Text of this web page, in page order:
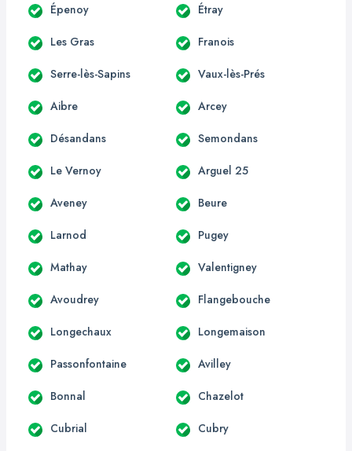
Épenoy Étray
Les Gras Franois
Serre-lès-Sapins Vaux-lès-Prés
Aibre Arcey
Désandans Semondans
Le Vernoy Arguel 25
Aveney Beure
Larnod Pugey
Mathay Valentigney
Avoudrey Flangebouche
Longechaux Longemaison
Passonfontaine Avilley
Bonnal Chazelot
Cubrial Cubry